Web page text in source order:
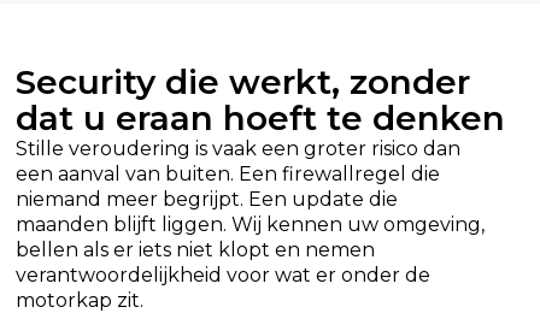
Security die werkt, zonder
dat u eraan hoeft te denken
Stille veroudering is vaak een groter risico dan
een aanval van buiten. Een firewallregel die
niemand meer begrijpt. Een update die
maanden blijft liggen. Wij kennen uw omgeving,
bellen als er iets niet klopt en nemen
verantwoordelijkheid voor wat er onder de
motorkap zit.